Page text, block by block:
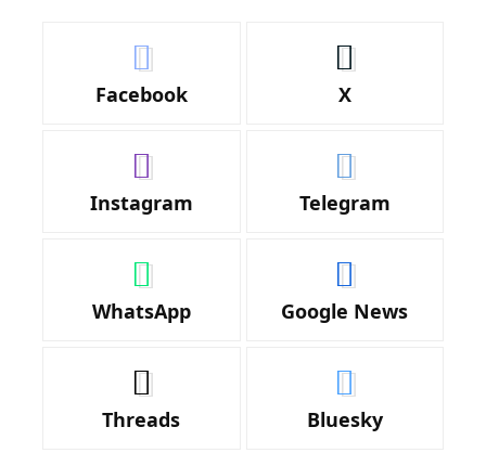
Facebook X
Instagram Telegram
WhatsApp Google News
Threads Bluesky